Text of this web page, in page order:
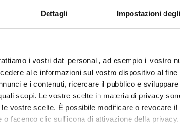
Dettagli Impostazioni
i vostri dati personali, ad esempio il vostro
alle informazioni sul vostro dispositivo al
e i contenuti, ricercare il pubblico e
scopi. Le vostre scelte in materia di privacy
vostre scelte. È possibile modificare o revocare
o facendo clic sull'icona di attivazione della privacy.
16 settembre 2024